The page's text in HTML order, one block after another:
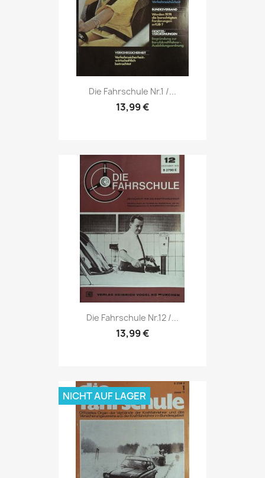
Vorschau
Die Fahrschule Nr.1 /...
13,99 €
Vorschau
Die Fahrschule Nr.12 /...
13,99 €
NICHT AUF LAGER